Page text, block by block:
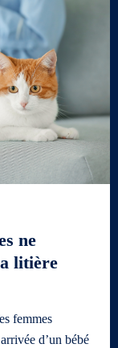
ne
litière
femmes
d’un bébé